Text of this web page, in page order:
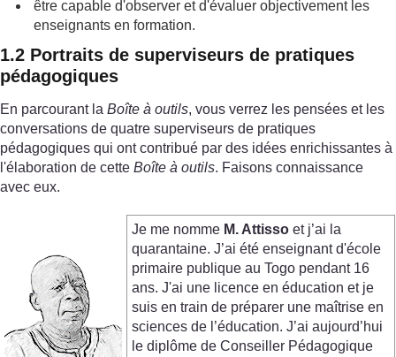
être capable d'observer et d'évaluer objectivement les
enseignants en formation.
1.2 Portraits de superviseurs de pratiques
pédagogiques
En parcourant la Boîte à outils, vous verrez les pensées et les
conversations de quatre superviseurs de pratiques
pédagogiques qui ont contribué par des idées enrichissantes à
l'élaboration de cette Boîte à outils. Faisons connaissance
avec eux.
Je me nomme M. Attisso et j’ai la
quarantaine. J’ai été enseignant d'école
primaire publique au Togo pendant 16
ans. J'ai une licence en éducation et je
suis en train de préparer une maîtrise en
sciences de l’éducation. J’ai aujourd’hui
le diplôme de Conseiller Pédagogique